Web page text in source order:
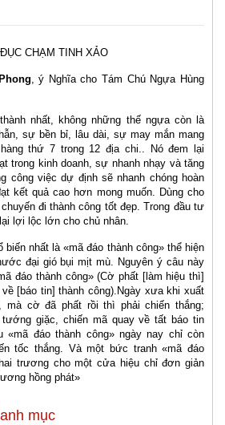
CHẠM TINH XẢO
, ý Nghĩa cho Tám Chú Ngựa Hùng
nhất, không những thế ngựa còn là
sự bền bỉ, lâu dài, sự may mắn mang
thứ 7 trong 12 địa chi.. Nó đem lại
trong kinh doanh, sự nhanh nhạy và tăng
công việc dự định sẽ nhanh chóng hoàn
kết quả cao hơn mong muốn. Dùng cho
đi thành công tốt đẹp. Trong đầu tư
lợi lộc lớn cho chủ nhân.
biến nhất là «mã đáo thành công» thể hiện
đại gió bụi mịt mù. Nguyên ý câu này
đáo thành công» (Cờ phất [làm hiệu thì]
[báo tin] thành công).Ngày xưa khi xuất
mà cờ đã phất rồi thì phải chiến thắng;
giặc, chiến mã quay về tất báo tin
«mã đáo thành công» ngày nay chỉ còn
tốc thắng. Và một bức tranh «mã đáo
trương cho một cửa hiệu chỉ đơn giản
hồng phát»
mục